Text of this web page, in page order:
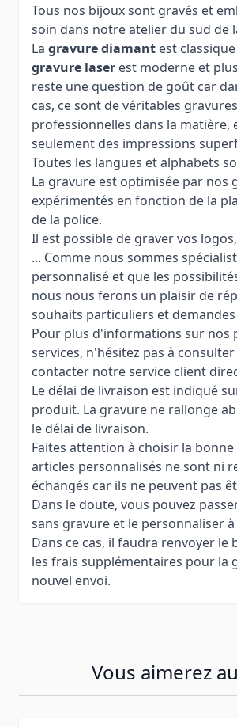
Tous nos bijoux sont gravés et
soin dans notre atelier du sud de
La gravure diamant est
gravure laser est moderne et
reste une question de goût car
cas, ce sont de véritables gravures
professionnelles dans la matière,
seulement des impressions
Toutes les langues et alphabets
La gravure est optimisée par nos
expérimentés en fonction de la
de la police.
Il est possible de graver vos
... Comme nous sommes
personnalisé et que les
nous nous ferons un plaisir de
souhaits particuliers et demandes
Pour plus d'informations sur nos
services, n'hésitez pas à consulter
contacter notre service client
Le délai de livraison est indiqué
produit. La gravure ne rallonge
le délai de livraison.
Faites attention à choisir la bonne
articles personnalisés ne sont ni
échangés car ils ne peuvent pas
Dans le doute, vous pouvez
sans gravure et le personnaliser
Dans ce cas, il faudra renvoyer le
les frais supplémentaires pour la
nouvel envoi.
Vous aimerez